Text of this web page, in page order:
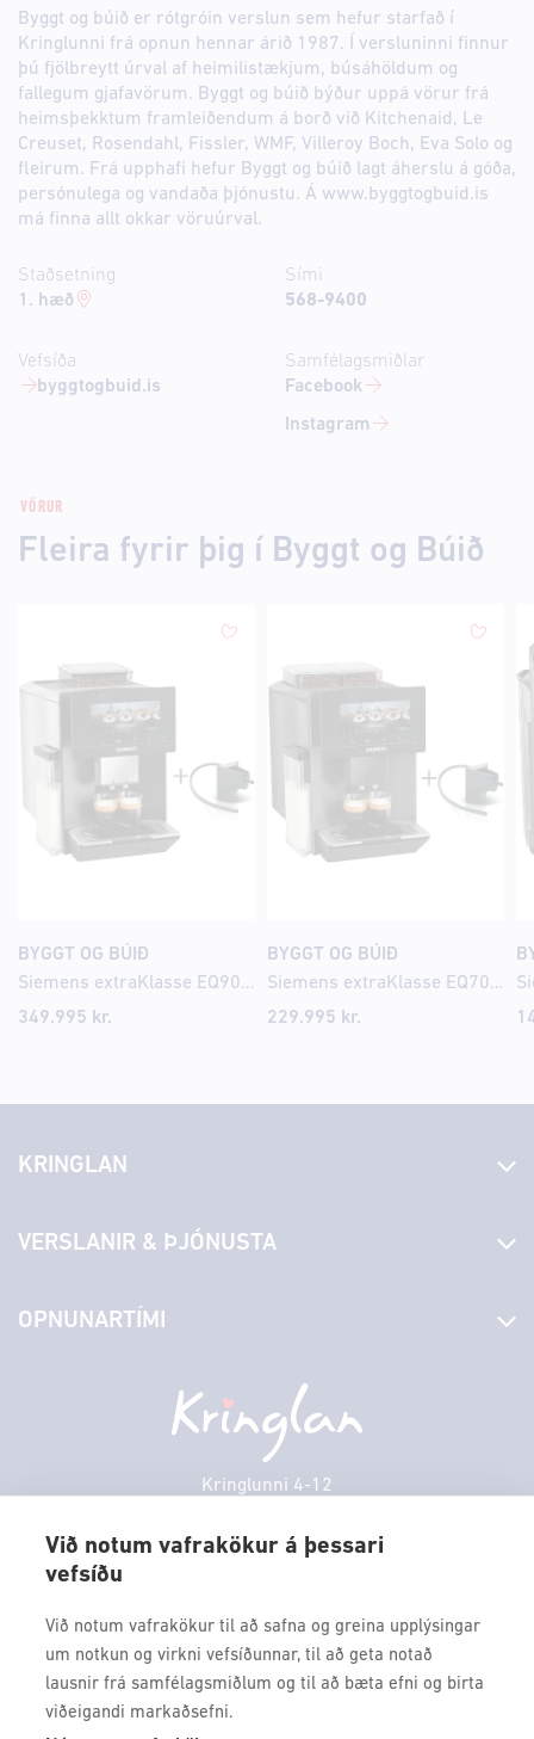
Við notum vafrakökur á þessari
vefsíðu
Við notum vafrakökur til að safna og greina upplýsingar
um notkun og virkni vefsíðunnar, til að geta notað
lausnir frá samfélagsmiðlum og til að bæta efni og birta
viðeigandi markaðsefni.
Byggt og búið er rótgróin verslun sem hefur starfað í
Kringlunni frá opnun hennar árið 1987. Í versluninni finnur
þú fjölbreytt úrval af heimilistækjum, búsáhöldum og
fallegum gjafavörum. Byggt og búið býður uppá vörur frá
heimsþekktum framleiðendum á borð við Kitchenaid, Le
Creuset, Rosendahl, Fissler, WMF, Villeroy Boch, Eva Solo og
fleirum. Frá upphafi hefur Byggt og búið lagt áherslu á góða,
persónulega og vandaða þjónustu. Á www.byggtogbuid.is
má finna allt okkar vöruúrval.
Staðsetning
1. hæð
Vefsíða
byggtogbuid.is
Sími
568-9400
Samfélagsmiðlar
Facebook
Instagram
VÖRUR
Fleira fyrir þig í Byggt og Búið
BYGGT OG BÚIÐ
Siemens extraKlasse EQ900 iAroma Espresso kaffivél
349.995 kr.
BYGGT OG BÚIÐ
Siemens extraKlasse EQ700 iAroma Espresso kaffivél
229.995 kr.
Kringlunni 4-12
kringlan@kringlan.is
KRINGLAN
Laus störf
Hafðu samband
Persónuverndarstefna
VERSLANIR & ÞJÓNUSTA
Borgarbókasafn
Borgarleikhúsið
Ævintýraland
OPNUNARTÍMI
Miðvikudagur
VERTU MEÐ